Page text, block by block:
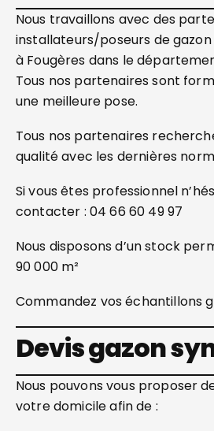
Nous travaillons avec des
installateurs/poseurs de
à Fougères dans le
Tous nos partenaires sont
une meilleure pose.
Tous nos partenaires
qualité avec les dernières
Si vous êtes professionnel
contacter : 04 66 60 49 97
Nous disposons d’un stock
90 000 m²
Commandez vos échantillons
Devis gazon
Nous pouvons vous proposer
votre domicile afin de :